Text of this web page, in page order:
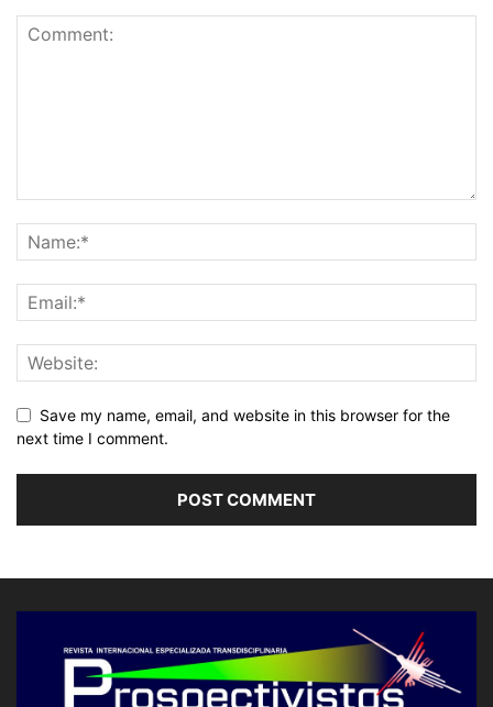
Save my name, email, and website in this browser for the
next time I comment.